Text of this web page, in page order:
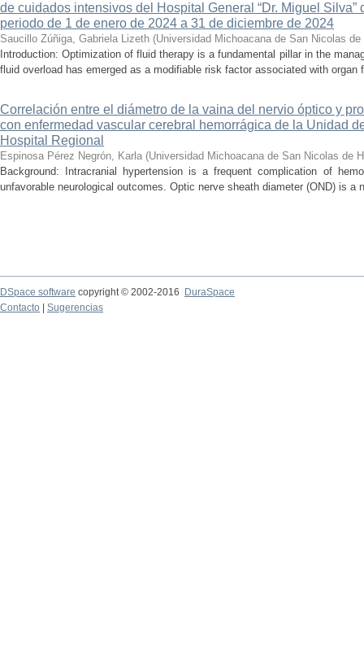
de cuidados intensivos del Hospital General “Dr. Miguel
periodo de 1 de enero de 2024 a 31 de diciembre de 2024
Saucillo Zúñiga, Gabriela Lizeth (Universidad Michoacana de San Nicolas de
Introduction: Optimization of fluid therapy is a fundamental pillar in the
fluid overload has emerged as a modifiable risk factor associated with organ
Correlación entre el diámetro de la vaina del nervio óptico y
con enfermedad vascular cerebral hemorrágica de la Unidad
Hospital Regional
Espinosa Pérez Negrón, Karla (Universidad Michoacana de San Nicolas de
Background: Intracranial hypertension is a frequent complication of
unfavorable neurological outcomes. Optic nerve sheath diameter (OND) is a
DSpace software copyright © 2002-2016
DuraSpace
Contacto
Sugerencias